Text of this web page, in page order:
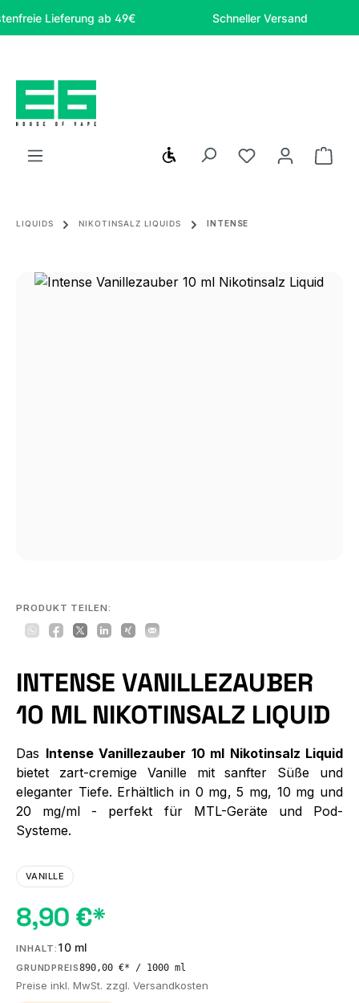
Zum Hauptinhalt springen
Lieferung ab 49€ Schneller Versand
Werkzeugleiste anzeigen
Du hast 0
LIQUIDS NIKOTINSALZ LIQUIDS INTENSE
Bildergalerie überspringen
PRODUKT TEILEN:
INTENSE VANILLEZAUBER
10 ML NIKOTINSALZ LIQUID
Das Intense Vanillezauber 10 ml Nikotinsalz Liquid
bietet zart-cremige Vanille mit sanfter Süße und
eleganter Tiefe. Erhältlich in 0 mg, 5 mg, 10 mg und
20 mg/ml - perfekt für MTL-Geräte und Pod-
Systeme.
VANILLE
8,90 €*
INHALT: 10 ml
GRUNDPREIS890,00 €* / 1000 ml
Preise inkl. MwSt. zzgl. Versandkosten